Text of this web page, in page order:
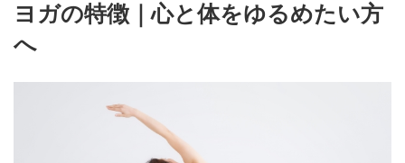
ヨガの特徴｜心と体をゆるめたい方
へ